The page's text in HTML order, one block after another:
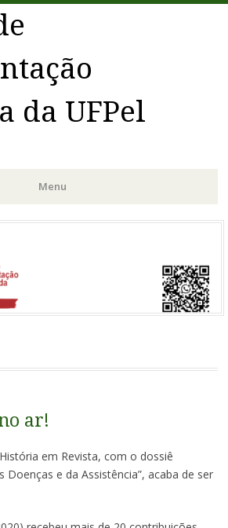
da UFPel
Menu
ar!
em Revista, com o dossiê
Doenças e da Assistência”, acaba de ser